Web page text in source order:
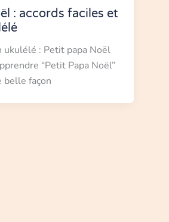
: accords faciles et
ukulélé : Petit papa Noël
“Petit Papa Noël”
belle façon